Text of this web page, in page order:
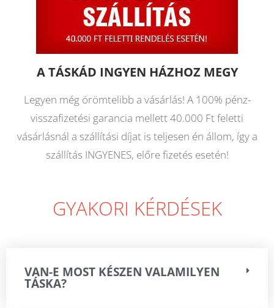
A TÁSKÁD INGYEN HÁZHOZ MEGY
Legyen még örömtelibb a vásárlás! A 100% pénz-
visszafizetési garancia mellett 40.000 Ft feletti
vásárlásnál a szállítási díjat is teljesen én állom, így a
szállítás INGYENES, előre fizetés esetén!
GYAKORI KÉRDÉSEK
VAN-E MOST KÉSZEN VALAMILYEN
TÁSKA?